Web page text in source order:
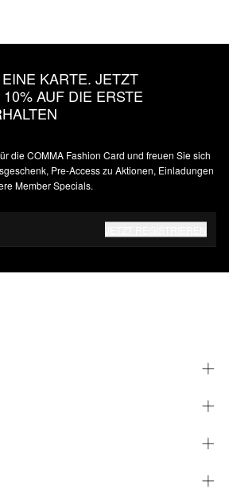
KARTE. JETZT
AUF DIE ERSTE
die COMMA Fashion Card und freuen Sie sich
Pre-Access zu Aktionen, Einladungen
Member Specials.